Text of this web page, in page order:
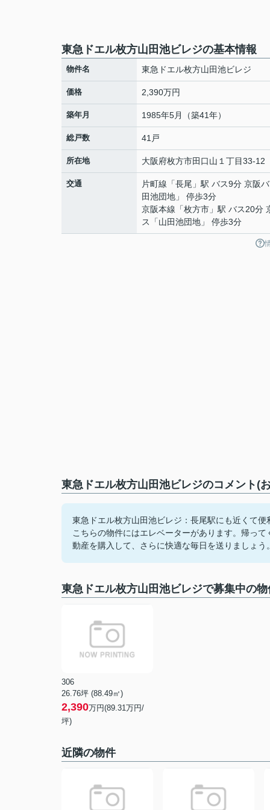
東急ドエル枚方山田池ビレジの基本情報
物件名 東急ドエル枚方山田池ビレジ
価格 2,390万円
築年月 1985年5月（築41年）
総戸数 41戸
所在地 大阪府枚方市田口山 １丁目33-12
交通 片町線 「長尾 」駅 バス9分 京阪
田池団地」 停歩3分
京阪本線 「枚方市 」駅 バス20分
ス「山田池団地」 停歩3分
東急ドエル枚方山田池ビレジのコメント(
東急ドエル枚方山田池ビレジ：長尾駅にも近くて
こちらの物件にはエレベーターがあります。帰っ
動産を購入して、さらに快適な毎日を送りましょう
東急ドエル枚方山田池ビレジで募集中の物
306
26.76坪 (88.49㎡)
2,390万円(89.31万円/
坪)
近隣の物件